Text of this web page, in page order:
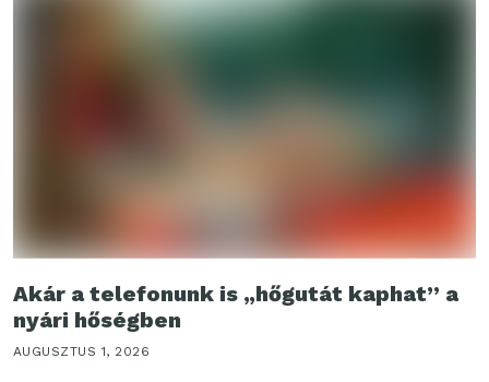
Akár a telefonunk is „hőgutát kaphat” a
nyári hőségben
AUGUSZTUS 1, 2026